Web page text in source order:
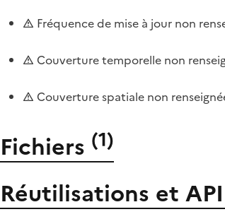
Fréquence de mise à jour non
Couverture temporelle non
Couverture spatiale non
Fichiers (1)
Réutilisations et API